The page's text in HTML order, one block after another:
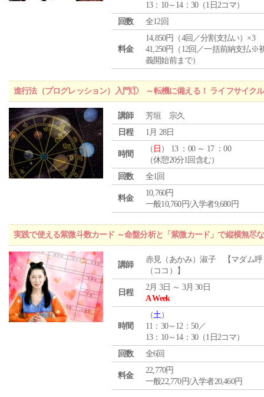
13：10～14：30（1日2コマ）
回数
全12回
料金
14,850円（4回／分割支払い）×3
41,250円（12回／一括前納支払※
義開始前まで）
進行法（プログレッション）入門① ～転機に備える！ ライフサイク
講師
芳垣 宗久
日程
1月 28日
時間
（ 日 ） 13 ：00 ～ 17 ：00
（休憩20分1回含む）
回数
全1回
料金
10,760円
一般10,760円/入学者9,680円
実践で使える紫微斗数カード ～命盤分析と「紫微カード」で縦横無尽
講師
赤見（あかみ）淑子 【マダム呼
（ココ）】
日程
2月 3日 ～ 3月 30日
A Week
時間
（土）
11：30～12：50／
13：10～14：30（1日2コマ）
回数
全6回
料金
22,770円
一般22,770円/入学者20,460円